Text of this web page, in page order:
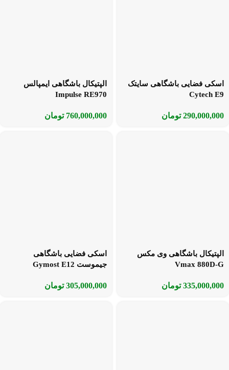
اسکی فضایی باشگاهی سایتک
Cytech E9
290,000,000 تومان
الپتیکال باشگاهی ایمپالس
Impulse RE970
760,000,000 تومان
الپتیکال باشگاهی وی مکس
Vmax 880D-G
335,000,000 تومان
اسکی فضایی باشگاهی
جیموست Gymost E12
305,000,000 تومان